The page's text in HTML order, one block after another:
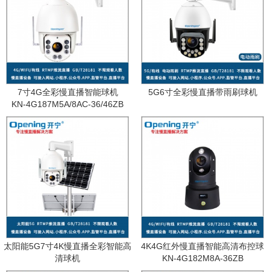
7寸4G全彩慢直播智能球机
KN-4G187M5A/8AC-36/46ZB
5G6寸全彩慢直播带雨刷球机
太阳能5G7寸4K慢直播全彩智能高
清球机
4K4G红外慢直播智能高清布控球
KN-4G182M8A-36ZB